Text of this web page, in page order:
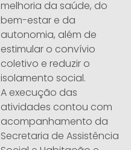
melhoria da saúde, do
bem-estar e da
autonomia, além de
estimular o convívio
coletivo e reduzir o
isolamento social.
A execução das
atividades contou com
acompanhamento da
Secretaria de Assistência